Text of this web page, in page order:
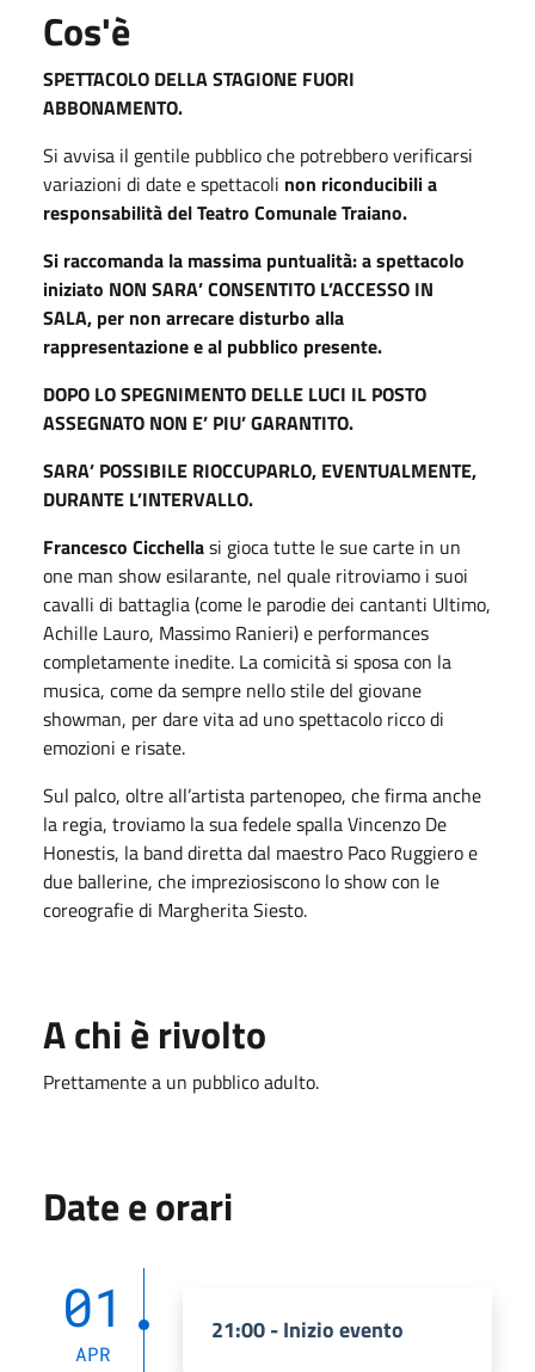
Cos'è
SPETTACOLO DELLA STAGIONE FUORI
ABBONAMENTO.
Si avvisa il gentile pubblico che potrebbero verificarsi
variazioni di date e spettacoli non riconducibili a
responsabilità del Teatro Comunale Traiano.
Si raccomanda la massima puntualità: a spettacolo
iniziato NON SARA’ CONSENTITO L’ACCESSO IN
SALA, per non arrecare disturbo alla
rappresentazione e al pubblico presente.
DOPO LO SPEGNIMENTO DELLE LUCI IL POSTO
ASSEGNATO NON E’ PIU’ GARANTITO.
SARA’ POSSIBILE RIOCCUPARLO, EVENTUALMENTE,
DURANTE L’INTERVALLO.
Francesco Cicchellasi gioca tutte le sue carte in un
one man show esilarante, nel quale ritroviamo i suoi
cavalli di battaglia (come le parodie dei cantanti Ultimo,
Achille Lauro, Massimo Ranieri) e performances
completamente inedite. La comicità si sposa con la
musica, come da sempre nello stile del giovane
showman, per dare vita ad uno spettacolo ricco di
emozioni e risate.
Sul palco, oltre all’artista partenopeo, che firma anche
la regia, troviamo la sua fedele spalla Vincenzo De
Honestis, la band diretta dal maestro Paco Ruggiero e
due ballerine, che impreziosiscono lo show con le
coreografie di Margherita Siesto.
A chi è rivolto
Prettamente a un pubblico adulto.
Date e orari
01
APR
21:00 - Inizio evento